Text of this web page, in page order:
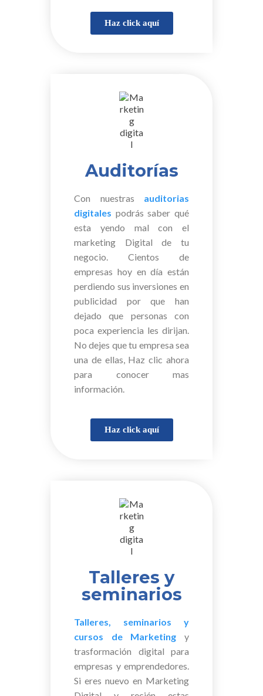
Haz click aquí
Auditorías
Con nuestras auditorias
digitales podrás saber qué
esta yendo mal con el
marketing Digital de tu
negocio. Cientos de
empresas hoy en día están
perdiendo sus inversiones en
publicidad por que han
dejado que personas con
poca experiencia les dirijan.
No dejes que tu empresa sea
una de ellas, Haz clic ahora
para conocer mas
información.
Haz click aquí
Talleres y
seminarios
Talleres, seminarios y
cursos de Marketing y
trasformación digital para
empresas y emprendedores.
Si eres nuevo en Marketing